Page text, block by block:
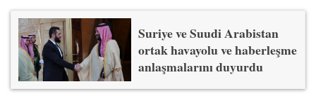
Suriye ve Suudi Arabistan
ortak havayolu ve haberleşme
anlaşmalarını duyurdu